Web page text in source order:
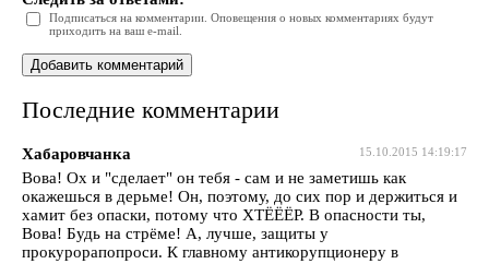
Подписаться на комментарии. Оповещения о новых комментариях будут
приходить на ваш e-mail.
Последние комментарии
15.10.2015 14:19:17
Хабаровчанка
Вова! Ох и "сделает" он тебя - сам и не заметишь как
окажешься в дерьме! Он, поэтому, до сих пор и держиться и
хамит без опаски, потому что ХТЁЁЁР. В опасности ты,
Вова! Будь на стрёме! А, лучше, защиты у
прокурорапопроси. К главному антикорупционеру в